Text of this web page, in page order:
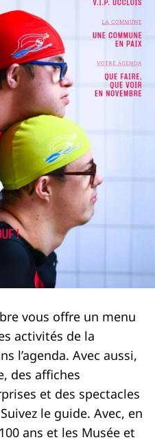
vous offre un menu
activités de la
l’agenda. Avec aussi,
des affiches
et des spectacles
le guide. Avec, en
ans et les Musée et